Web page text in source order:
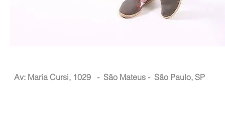
Av: Maria Cursi, 1029 - São Mateus - São Paulo, SP